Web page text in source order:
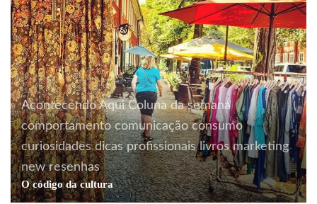
Acontecendo Aqui Coluna da semana
comportamento comunicação consumo
curiosidades dicas profissionais livros marketing
new resenhas
O código da cultura